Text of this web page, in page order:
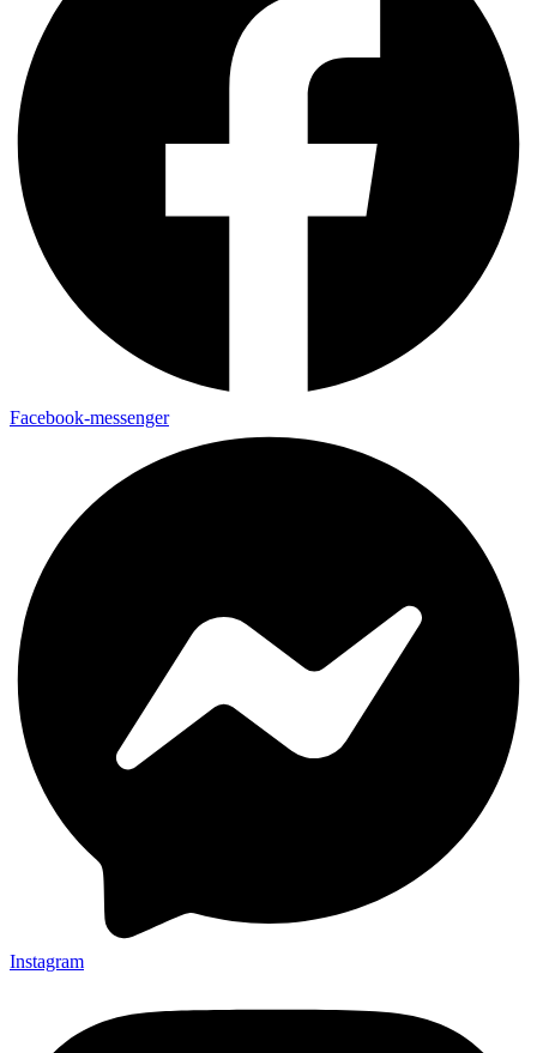
Facebook-messenger
Instagram